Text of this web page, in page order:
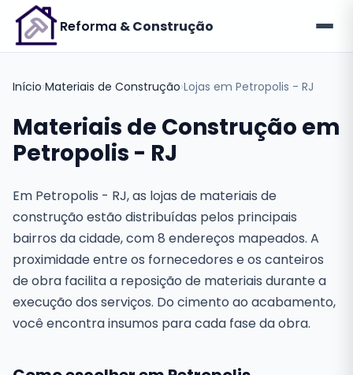
Reforma & Construção
Início›Materiais de Construção›Lojas em Petropolis - RJ
Materiais de Construção em
Petropolis - RJ
Em Petropolis - RJ, as lojas de materiais de
construção estão distribuídas pelos principais
bairros da cidade, com 8 endereços mapeados. A
proximidade entre os fornecedores e os canteiros
de obra facilita a reposição de materiais durante a
execução dos serviços. Do cimento ao acabamento,
você encontra insumos para cada fase da obra.